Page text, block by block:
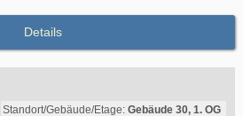
Details
Standort/Gebäude/Etage: Gebäude 30, 1. OG